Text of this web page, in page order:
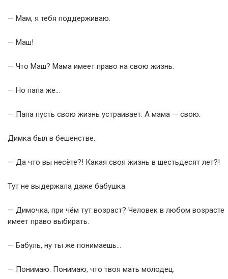
— Мам, я тебя поддерживаю.
— Маш!
— Что Маш? Мама имеет право на свою жизнь.
— Но папа же…
— Папа пусть свою жизнь устраивает. А мама — свою.
Димка был в бешенстве.
— Да что вы несёте?! Какая своя жизнь в шестьдесят лет?!
Тут не выдержала даже бабушка:
— Димочка, при чём тут возраст? Человек в любом возрасте
имеет право выбирать.
— Бабуль, ну ты же понимаешь…
— Понимаю. Понимаю, что твоя мать молодец.